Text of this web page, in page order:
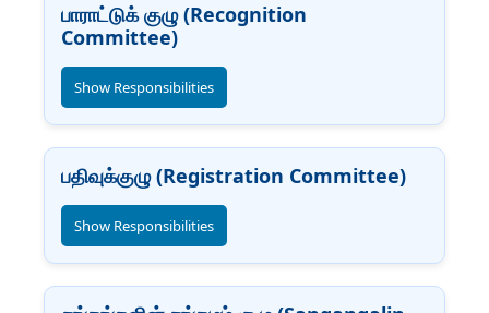
பாராட்டுக் குழு (Recognition
Committee)
Show Responsibilities
பதிவுக்குழு (Registration Committee)
Show Responsibilities